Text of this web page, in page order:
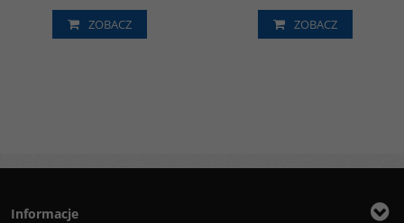
ZOBACZ ZOBACZ
Informacje